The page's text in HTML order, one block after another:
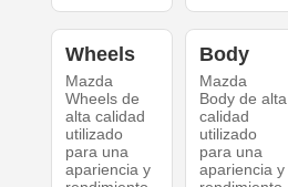
Wheels
Mazda
Wheels de
alta calidad
utilizado
para una
apariencia y
Body
Mazda
Body de alta
calidad
utilizado
para una
apariencia y